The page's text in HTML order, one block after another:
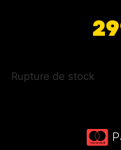
Rupture de stock